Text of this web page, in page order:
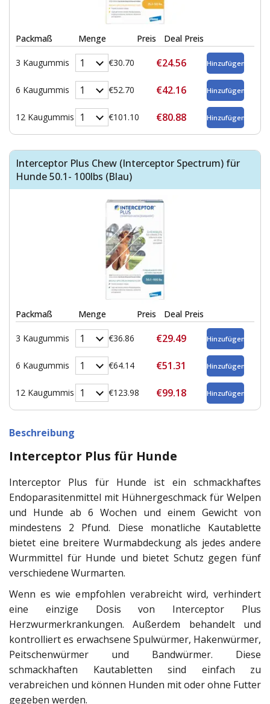
Packmaß Menge Preis Deal Preis
3 Kaugummis €30.70 €24.56
6 Kaugummis €52.70 €42.16
12 Kaugummis €101.10 €80.88
Interceptor Plus Chew (Interceptor Spectrum) für
Hunde 50.1- 100lbs (Blau)
Packmaß Menge Preis Deal Preis
3 Kaugummis €36.86 €29.49
6 Kaugummis €64.14 €51.31
12 Kaugummis €123.98 €99.18
Beschreibung
Interceptor Plus für Hunde
Interceptor Plus für Hunde ist ein schmackhaftes
Endoparasitenmittel mit Hühnergeschmack für Welpen
und Hunde ab 6 Wochen und einem Gewicht von
mindestens 2 Pfund. Diese monatliche Kautablette
bietet eine breitere Wurmabdeckung als jedes andere
Wurmmittel für Hunde und bietet Schutz gegen fünf
verschiedene Wurmarten.
Wenn es wie empfohlen verabreicht wird, verhindert
eine einzige Dosis von Interceptor Plus
Herzwurmerkrankungen. Außerdem behandelt und
kontrolliert es erwachsene Spulwürmer, Hakenwürmer,
Peitschenwürmer und Bandwürmer. Diese
schmackhaften Kautabletten sind einfach zu
verabreichen und können Hunden mit oder ohne Futter
gegeben werden.